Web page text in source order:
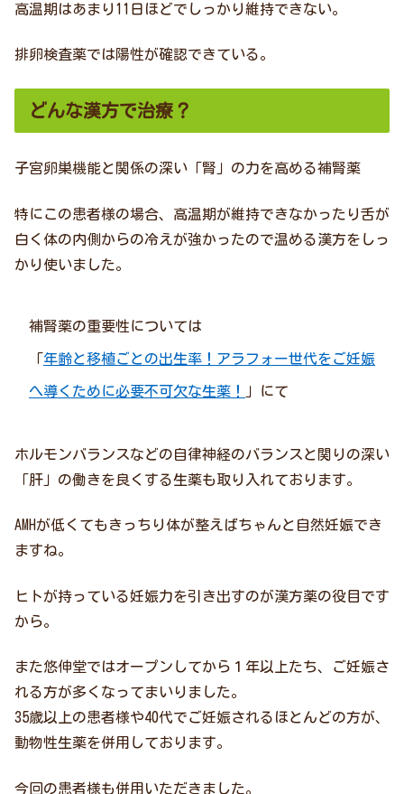
高温期はあまり11日ほどでしっかり維持できない。
排卵検査薬では陽性が確認できている。
どんな漢方で治療？
子宮卵巣機能と関係の深い「腎」の力を高める補腎薬
特にこの患者様の場合、高温期が維持できなかったり舌が
白く体の内側からの冷えが強かったので温める漢方をしっ
かり使いました。
補腎薬の重要性については
「年齢と移植ごとの出生率！アラフォー世代をご妊娠
へ導くために必要不可欠な生薬！ 」にて
ホルモンバランスなどの自律神経のバランスと関りの深い
「肝」の働きを良くする生薬も取り入れております。
AMHが低くてもきっちり体が整えばちゃんと自然妊娠でき
ますね。
ヒトが持っている妊娠力を引き出すのが漢方薬の役目です
から。
また悠伸堂ではオープンしてから１年以上たち、ご妊娠さ
れる方が多くなってまいりました。
35歳以上の患者様や40代でご妊娠されるほとんどの方が、
動物性生薬を併用しております。
今回の患者様も併用いただきました。